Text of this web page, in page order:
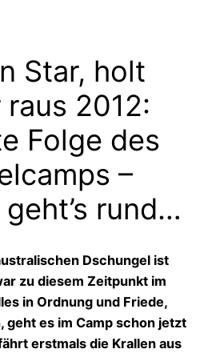
Star, holt
2012:
Folge des
–
rund…
Dschungel ist
zu diesem Zeitpunkt im
in Ordnung und Friede,
geht es im Camp schon jetzt
erstmals die Krallen aus